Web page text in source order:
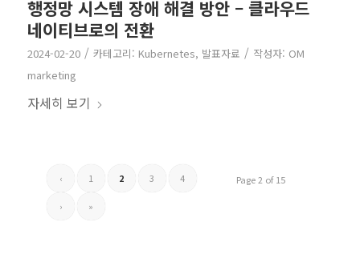
행정망 시스템 장애 해결 방안 – 클라우드
네이티브로의 전환
2024-02-20 / 카테고리: Kubernetes, 발표자료 / 작성자: OM
marketing
자세히 보기
Page 2 of 15
‹ 1 2 3 4
› »